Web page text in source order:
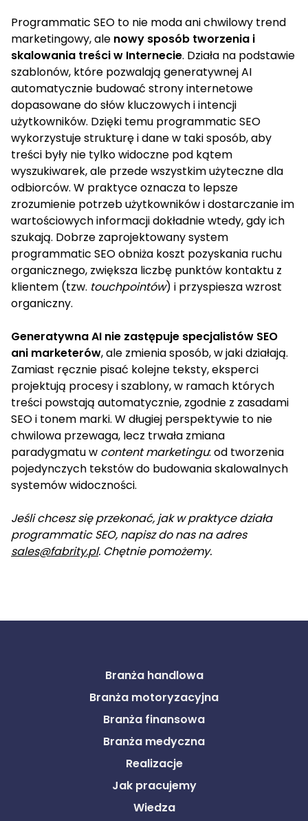
Programmatic SEO to nie moda ani chwilowy trend
marketingowy, ale nowy sposób tworzenia i
skalowania treści w Internecie. Działa na podstawie
szablonów, które pozwalają generatywnej AI
automatycznie budować strony internetowe
dopasowane do słów kluczowych i intencji
użytkowników. Dzięki temu programmatic SEO
wykorzystuje strukturę i dane w taki sposób, aby
treści były nie tylko widoczne pod kątem
wyszukiwarek, ale przede wszystkim użyteczne dla
odbiorców. W praktyce oznacza to lepsze
zrozumienie potrzeb użytkowników i dostarczanie im
wartościowych informacji dokładnie wtedy, gdy ich
szukają. Dobrze zaprojektowany system
programmatic SEO obniża koszt pozyskania ruchu
organicznego, zwiększa liczbę punktów kontaktu z
klientem (tzw. touchpointów) i przyspiesza wzrost
organiczny.
Generatywna AI nie zastępuje specjalistów SEO
ani marketerów, ale zmienia sposób, w jaki działają.
Zamiast ręcznie pisać kolejne teksty, eksperci
projektują procesy i szablony, w ramach których
treści powstają automatycznie, zgodnie z zasadami
SEO i tonem marki. W długiej perspektywie to nie
chwilowa przewaga, lecz trwała zmiana
paradygmatu w content marketingu: od tworzenia
pojedynczych tekstów do budowania skalowalnych
systemów widoczności.
Jeśli chcesz się przekonać, jak w praktyce działa
programmatic SEO, napisz do nas na adres
sales@fabrity.pl. Chętnie pomożemy.
Branża handlowa
Branża motoryzacyjna
Branża finansowa
Branża medyczna
Realizacje
Jak pracujemy
Wiedza